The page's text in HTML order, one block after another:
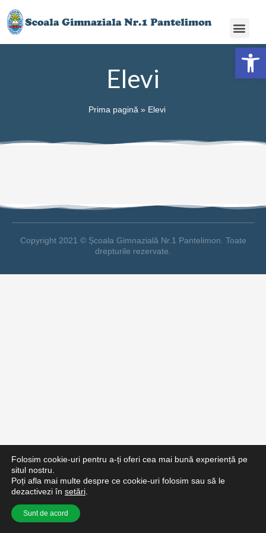
Deschide
Elevi
Prima pagină » Elevi
Copyright 2021 © Școala Gimnazială Nr.1 Pantelimon. Toate
drepturile rezervate.
Folosim cookie-uri pentru a-ți oferi cea mai bună experiență pe
situl nostru.
Poți afla mai multe despre ce cookie-uri folosim sau să le
dezactivezi în setări
Sunt de acord